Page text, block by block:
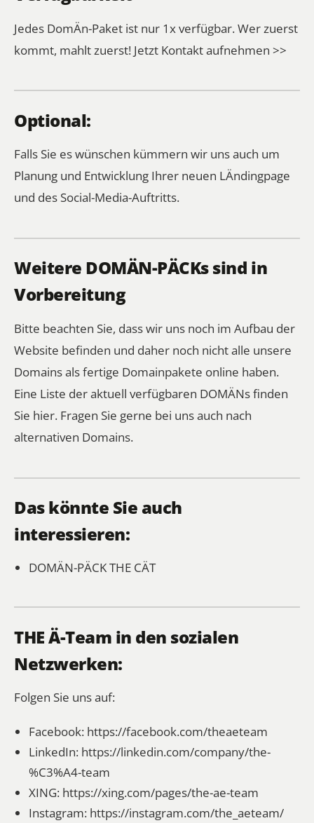
Jedes DomÄn-Paket ist nur 1x verfügbar. Wer zuerst
kommt, mahlt zuerst! Jetzt Kontakt aufnehmen >>
Optional:
Falls Sie es wünschen kümmern wir uns auch um
Planung und Entwicklung Ihrer neuen LÄndingpage
und des Social-Media-Auftritts.
Weitere DOMÄN-PÄCKs sind in
Vorbereitung
Bitte beachten Sie, dass wir uns noch im Aufbau der
Website befinden und daher noch nicht alle unsere
Domains als fertige Domainpakete online haben.
Eine Liste der aktuell verfügbaren DOMÄNs finden
Sie hier. Fragen Sie gerne bei uns auch nach
alternativen Domains.
Das könnte Sie auch
interessieren:
DOMÄN-PÄCKTHE CÄT
THE Ä-Team in den sozialen
Netzwerken:
Folgen Sie uns auf:
Facebook: https://facebook.com/theaeteam
LinkedIn: https://linkedin.com/company/the-
%C3%A4-team
XING: https://xing.com/pages/the-ae-team
Instagram: https://instagram.com/the_aeteam/